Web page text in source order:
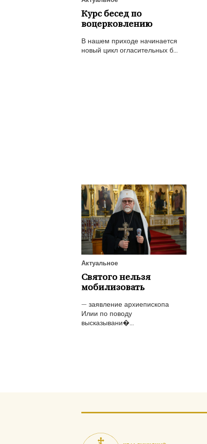
Курс бесед по
воцерковлению
В нашем приходе начинается
новый цикл огласительных б...
Актуальное
Святого нельзя
мобилизовать
— заявление архиепископа
Илии по поводу
высказывани�...